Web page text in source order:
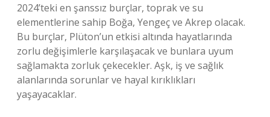
2024’teki en şanssız burçlar, toprak ve su
elementlerine sahip Boğa, Yengeç ve Akrep olacak.
Bu burçlar, Plüton’un etkisi altında hayatlarında
zorlu değişimlerle karşılaşacak ve bunlara uyum
sağlamakta zorluk çekecekler. Aşk, iş ve sağlık
alanlarında sorunlar ve hayal kırıklıkları
yaşayacaklar.